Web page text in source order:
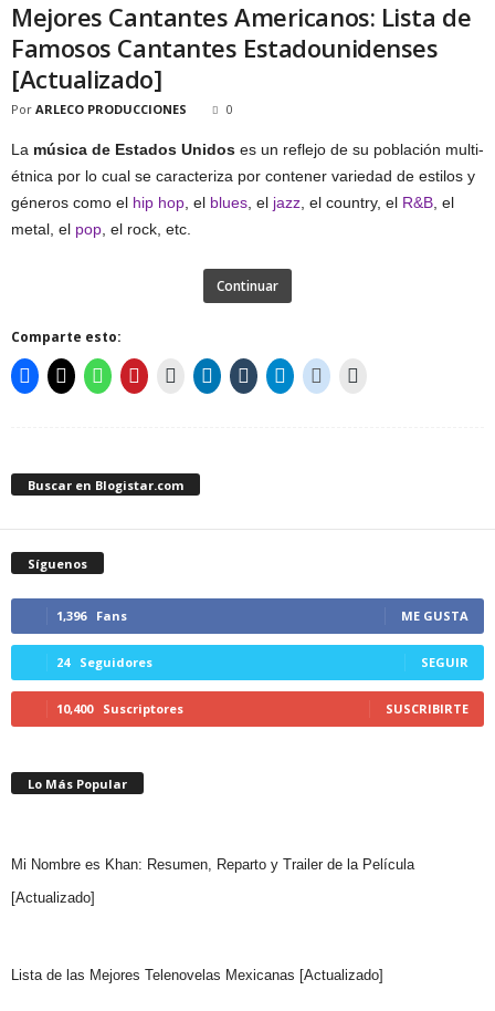
Mejores Cantantes Americanos: Lista de
Famosos Cantantes Estadounidenses
[Actualizado]
Por ARLECO PRODUCCIONES 0
La música de Estados Unidos es un reflejo de su población multi-
étnica por lo cual se caracteriza por contener variedad de estilos y
géneros como el hip hop, el blues, el jazz, el country, el R&B, el
metal, el pop, el rock, etc.
Continuar
Comparte esto:
Buscar en Blogistar.com
Síguenos
1,396 Fans ME GUSTA
24 Seguidores SEGUIR
10,400 Suscriptores SUSCRIBIRTE
Lo Más Popular
Mi Nombre es Khan: Resumen, Reparto y Trailer de la Película
[Actualizado]
Lista de las Mejores Telenovelas Mexicanas [Actualizado]